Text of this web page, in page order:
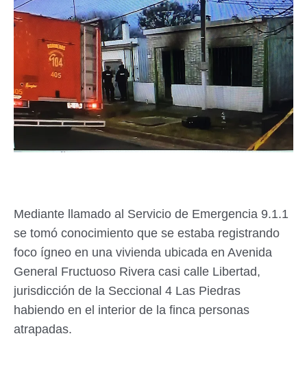
Mediante llamado al Servicio de Emergencia 9.1.1
se tomó conocimiento que se estaba registrando
foco ígneo en una vivienda ubicada en Avenida
General Fructuoso Rivera casi calle Libertad,
jurisdicción de la Seccional 4 Las Piedras
habiendo en el interior de la finca personas
atrapadas.